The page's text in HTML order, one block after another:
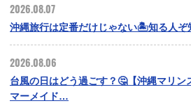
2026.08.07
沖縄旅行は定番だけじゃない🏝️知る人
2026.08.06
台風の日はどう過ごす？🤔【沖縄マリ
マーメイド…